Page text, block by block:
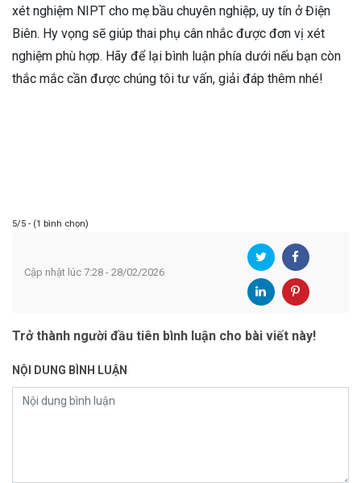
xét nghiệm NIPT cho mẹ bầu chuyên nghiệp, uy tín ở Điện
Biên. Hy vọng sẽ giúp thai phụ cân nhắc được đơn vị xét
nghiệm phù hợp. Hãy để lại bình luận phía dưới nếu bạn còn
thắc mắc cần được chúng tôi tư vấn, giải đáp thêm nhé!
5/5 - (1 bình chọn)
Cập nhật lúc 7:28 - 28/02/2026
Trở thành người đầu tiên bình luận cho bài viết này!
NỘI DUNG BÌNH LUẬN